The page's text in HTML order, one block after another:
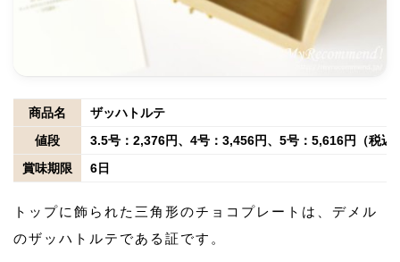
商品名
ザッハトルテ
値段
3.5号：2,376円、4号：3,456円、5号：5,616円（税込
賞味期限
6日
トップに飾られた三角形のチョコプレートは、デメル
のザッハトルテである証です。